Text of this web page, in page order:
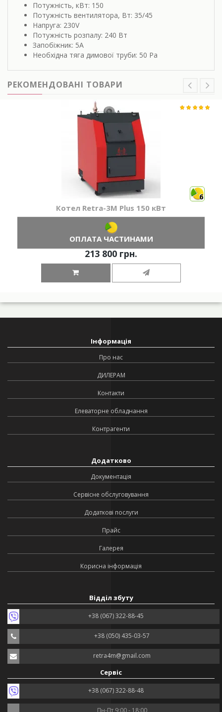
Потужність, кВт: 150
Потужність вентилятора, Вт: 35/45
Напруга: 230V
Потужність розпалу: 240 Вт
Запобіжник: 5A
Необхідна тяга димової труби: 50 Pa
РЕКОМЕНДОВАНІ ТОВАРИ
6
Котел Retra-3М Plus 150 кВт
ОПЛАТА ЧАСТИНАМИ
213 800 грн.
Інформація
Про нас
ДИЛЕРАМ
Контакти
Елеваторне обладнання
Контрагенти
Додатково
Документація
Сервісне обслуговування
Додаткові послуги
Прайс
Галерея
Корисна інформація
Відділ збуту
+38 (067) 322-88-45
+38 (050) 435-03-57
retra4m@gmail.com
Сервіс
+38 (067) 322-88-48
Пн-Пт 9:00 - 18:00